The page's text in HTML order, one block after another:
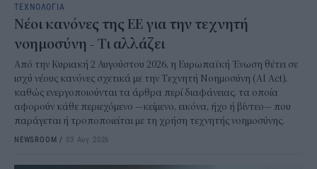
ΤΕΧΝΟΛΟΓΙΑ
Νέοι κανόνες της ΕΕ για την τεχνητή
νοημοσύνη - Τι αλλάζει
Από την Κυριακή 2 Αυγούστου 2026, η Ευρωπαϊκή Ένωση θέτει σε
ισχύ νέους κανόνες σχετικά με την Τεχνητή Νοημοσύνη (AI Act),
καθώς ενεργοποιούνται τα άρθρα περί διαφάνειας, τα οποία
αφορούν κάθε περιεχόμενο —κείμενο, εικόνα, ήχο ή βίντεο— που
παράγεται ή τροποποιείται με τη χρήση τεχνητής νοημοσύνης.
NEWSROOM / 03 Αυγ 2026